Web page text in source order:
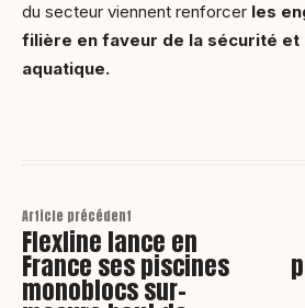
du secteur viennent renforcer les
filière en faveur de la sécurité et
aquatique.
Article précédent
Flexline lance en
France ses piscines
monoblocs sur-